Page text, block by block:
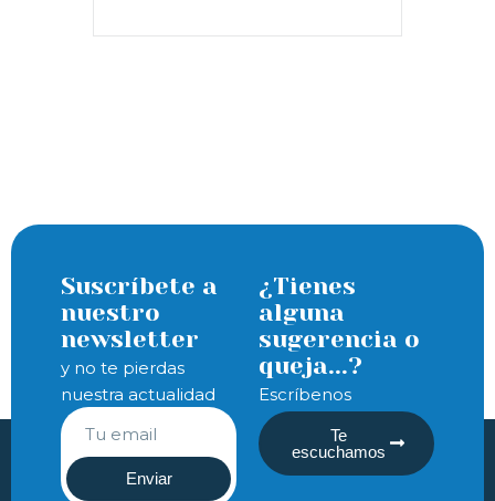
Suscríbete a
nuestro
newsletter
y no te pierdas
nuestra actualidad
Enviar
¿Tienes
alguna
sugerencia o
queja...?
Escríbenos
Te
escuchamos